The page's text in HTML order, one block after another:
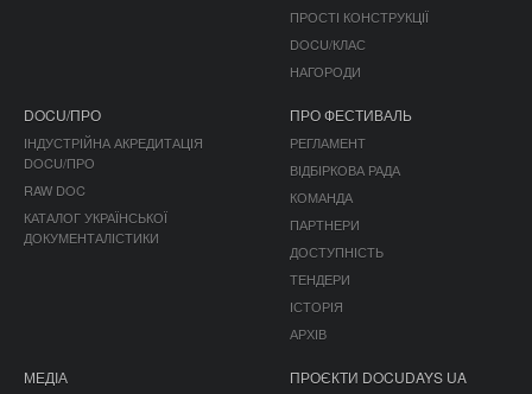
ПРОСТІ КОНСТРУКЦІЇ
DOCU/КЛАС
НАГОРОДИ
DOCU/ПРО
ІНДУСТРІЙНА АКРЕДИТАЦІЯ
DOCU/ПРО
RAW DOC
КАТАЛОГ УКРАЇНСЬКОЇ
ДОКУМЕНТАЛІСТИКИ
ПРО ФЕСТИВАЛЬ
РЕГЛАМЕНТ
ВІДБІРКОВА РАДА
КОМАНДА
ПАРТНЕРИ
ДОСТУПНІСТЬ
ТЕНДЕРИ
ІСТОРІЯ
АРХІВ
МЕДІА ПРОЄКТИ DOCUDAYS UA